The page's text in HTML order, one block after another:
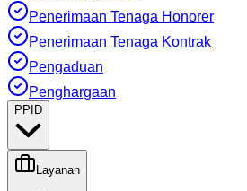
Penerimaan Tenaga Honorer
Penerimaan Tenaga Kontrak
Pengaduan
Penghargaan
PPID
Layanan